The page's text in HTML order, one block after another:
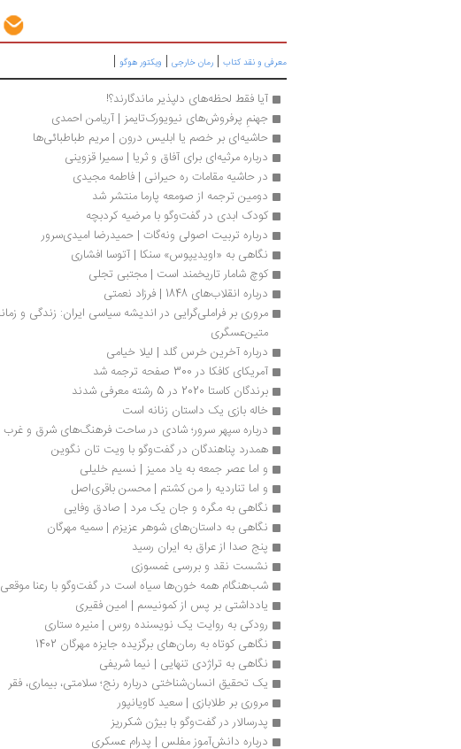
معرفی و نقد کتاب | رمان خارجی | ویکتور هوگو |
آیا فقط لحظه‌های دلپذیر ماندگارند؟!
جهنمِ پرفروش‌های نیویورک‌تایمز | آریامن احمدی
حاشیه‌ای بر خصم یا ابلیس درون | مریم طباطبائی‌ها
درباره مرثیه‌ای برای آفاق و ثریا | سمیرا قزوینی
در حاشیه مقامات ره حیرانی | فاطمه مجیدی
دومین ترجمه از صومعه پارما منتشر شد
کودک ابدی در گفت‌وگو با مرضیه کردبچه
درباره تربیت اصولی ونه‌گات | حمیدرضا امیدی‌سرور
نگاهی به «اويدیپوس» سنکا | آتوسا افشاری
کوچ شامار تاريخمند است | مجتبی تجلی
درباره انقلاب‌های 1848 | فرزاد نعمتی
متین‌عسگری
درباره آخرین خرس گلد | لیلا خیامی
آمریکای کافکا در 300 صفحه ترجمه شد
برندگان کاستا 2020 در 5 رشته معرفی شدند
خاله بازی یک داستان زنانه است
درباره سپهر سرور؛ شادی در ساحت فرهنگ‌های شرق و
همدرد پناهندگان در گفت‌وگو با ویت تان نگوین
و اما عصر جمعه به یاد ممیز | نسیم خلیلی
و اما تناردیه را من کشتم | محسن باقری‌اصل
نگاهی به مگره و جان یک مرد | صادق وفایی
نگاهی به داستان‌های شوهر عزیزم | سمیه مهرگان
پنج صدا از عراق به ایران رسید
نشست نقد و بررسی غمسوزی
شب‌هنگام همه خون‌ها سیاه است در گفت‌وگو با رعنا موقعی
یادداشتی بر پس از کمونیسم | امین فقیری
رودکی به روایت یک نویسنده روس | منیره ستاری
نگاهی کوتاه به رمان‌های برگزیده جایزه مهرگان 1402
نگاهی به تراژدی تنهایی | نیما شریفی
یک تحقیق انسان‌شناختی درباره رنج؛ سلامتی، بیماری، فقر
مروری بر طلابازی | سعید کاویانپور
پدرسالار در گفت‌وگو با بیژن شکرریز
درباره دانش‌آموز مفلس | پدرام عسکری